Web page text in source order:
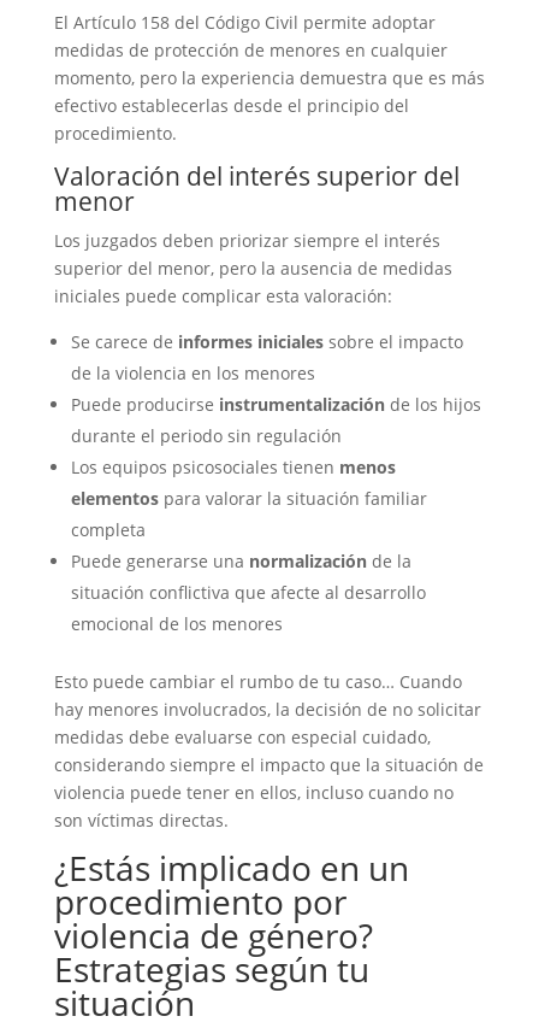
El Artículo 158 del Código Civil permite adoptar
medidas de protección de menores en cualquier
momento, pero la experiencia demuestra que es más
efectivo establecerlas desde el principio del
procedimiento.
Valoración del interés superior del
menor
Los juzgados deben priorizar siempre el interés
superior del menor, pero la ausencia de medidas
iniciales puede complicar esta valoración:
Se carece de informes inicialessobre el impacto
de la violencia en los menores
Puede producirse instrumentalizaciónde los hijos
durante el periodo sin regulación
Los equipos psicosociales tienen menos
elementospara valorar la situación familiar
completa
Puede generarse una normalizaciónde la
situación conflictiva que afecte al desarrollo
emocional de los menores
Esto puede cambiar el rumbo de tu caso… Cuando
hay menores involucrados, la decisión de no solicitar
medidas debe evaluarse con especial cuidado,
considerando siempre el impacto que la situación de
violencia puede tener en ellos, incluso cuando no
son víctimas directas.
¿Estás implicado en un
procedimiento por
violencia de género?
Estrategias según tu
situación